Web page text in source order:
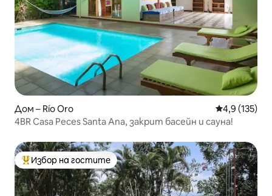
Дом – Río Oro Средна
4,9 (135)
4BR Casa Peces Santa Ana, закрит басейн и сауна!
Най-популярен избор на гостите
Избор на гостите